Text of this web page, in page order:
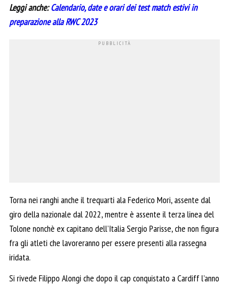
Leggi anche:Calendario, date e orari dei test match estivi in
preparazione alla RWC 2023
Torna nei ranghi anche il trequarti ala Federico Mori, assente dal
giro della nazionale dal 2022, mentre è assente il terza linea del
Tolone nonchè ex capitano dell’Italia Sergio Parisse, che non figura
fra gli atleti che lavoreranno per essere presenti alla rassegna
iridata.
Si rivede Filippo Alongi che dopo il cap conquistato a Cardiff l’anno